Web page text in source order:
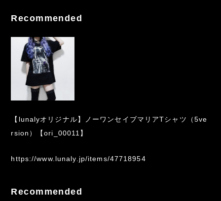
Recommended
【lunalyオリジナル】ノーワンセイブマリアTシャツ（5ve
rsion）【ori_00011】
https://www.lunaly.jp/items/47718954
Recommended